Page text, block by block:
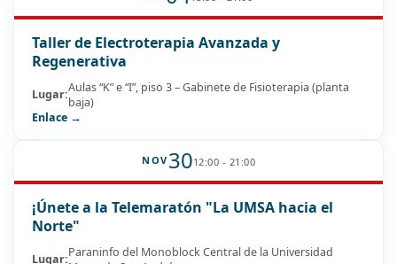
Taller de Electroterapia Avanzada y
Regenerativa
Lugar:Aulas “K” e “I”, piso 3 – Gabinete de Fisioterapia (planta
baja)
Enlace →
NOV 3012:00 - 21:00
¡Únete a la Telemaratón "La UMSA hacia el
Norte"
Lugar:Paraninfo del Monoblock Central de la Universidad